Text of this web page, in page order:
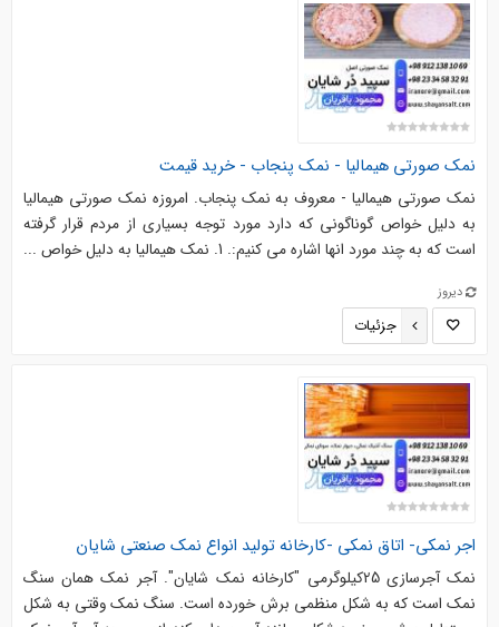
نمک صورتی هیمالیا - نمک پنجاب - خرید قیمت
نمک صورتی هیمالیا - معروف به نمک پنجاب. امروزه نمک صورتی هیمالیا
به دلیل خواص گوناگونی که دارد مورد توجه بسیاری از مردم قرار گرفته
است که به چند مورد انها اشاره می کنیم:. 1. نمک هیمالیا به دلیل خواص ...
دیروز
جزئیات
اجر نمکی- اتاق نمکی -کارخانه تولید انواع نمک صنعتی شایان
نمک آجرسازی 25کیلوگرمی "کارخانه نمک شایان". آجر نمک همان سنگ
نمک است که به شکل منظمی برش خورده است. سنگ نمک وقتی به شکل